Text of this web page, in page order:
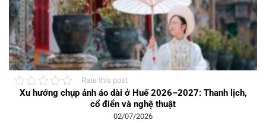
Rate this post
Xu hướng chụp ảnh áo dài ở Huế 2026–2027: Thanh lịch,
cổ điển và nghệ thuật
02/07/2026